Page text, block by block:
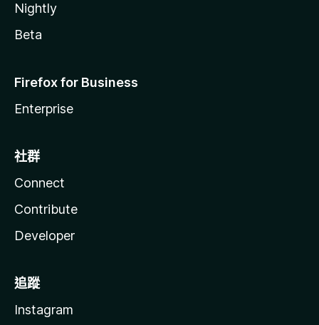
Nightly
Beta
Firefox for Business
Enterprise
社群
Connect
Contribute
Developer
追蹤
Instagram